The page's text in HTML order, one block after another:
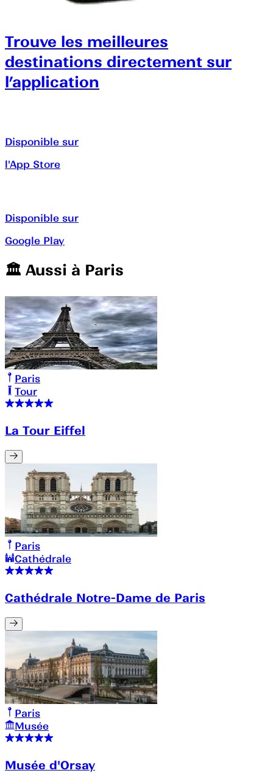
Trouve les meilleures
destinations directement sur
l’application
Disponible sur
l'App Store
Disponible sur
Google Play
🏛️️ Aussi à Paris
Paris
Tour
La Tour Eiffel
Paris
Cathédrale
Cathédrale Notre-Dame de Paris
Paris
Musée
Musée d'Orsay